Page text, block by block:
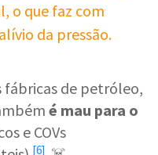
o que faz com
da pressão.
fábricas de petróleo,
é mau para o
e COVs
[6]